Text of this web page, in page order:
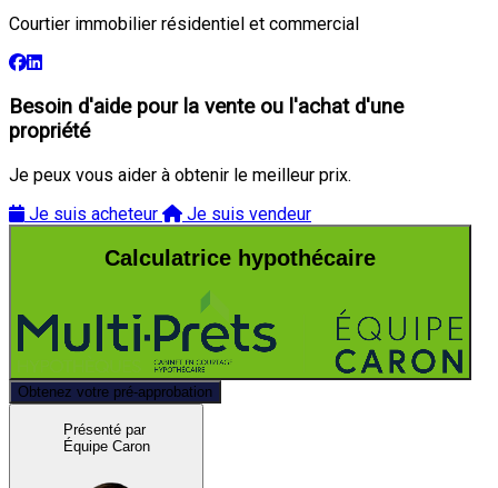
Courtier immobilier résidentiel et commercial
Besoin d'aide pour la vente ou l'achat d'une
propriété
Je peux vous aider à obtenir le meilleur prix.
Je suis acheteur
Je suis vendeur
Calculatrice hypothécaire
Obtenez votre pré-approbation
Présenté par
Équipe Caron